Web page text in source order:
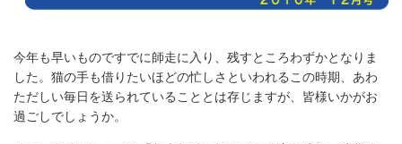
今年も早いものですでに師走に入り、残すところわずかとなりま
した。猫の手も借りたいほどの忙しさといわれるこの時期、あわ
ただしい毎日を送られていることとは存じますが、皆様いかがお
過ごしでしょうか。